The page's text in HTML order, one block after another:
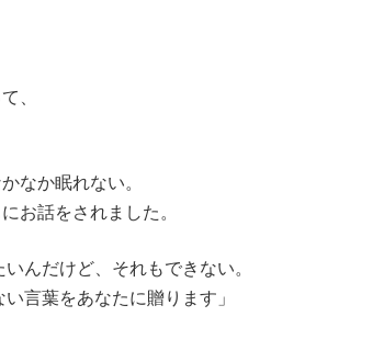
、
なか眠れない。
お話をされました。
んだけど、それもできない。
言葉をあなたに贈ります」